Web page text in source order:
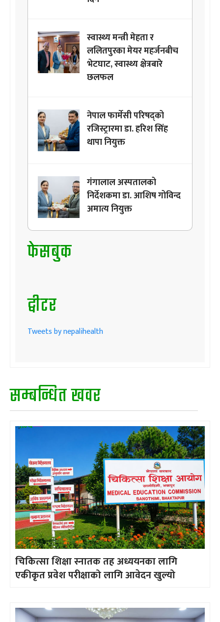
स्वास्थ्य मन्त्री मेहता र
ललितपुरका मेयर महर्जनबीच
भेटघाट, स्वास्थ्य क्षेत्रबारे
छलफल
नेपाल फार्मेसी परिषद्को
रजिस्ट्रारमा डा. हरिश सिंह
थापा नियुक्त
गंगालाल अस्पतालको
निर्देशकमा डा. आशिष गोविन्द
अमात्य नियुक्त
फेसबुक
ट्वीटर
Tweets by nepalihealth
सम्बन्धित खवर
चिकित्सा शिक्षा स्नातक तह अध्ययनका लागि
एकीकृत प्रवेश परीक्षाको लागि आवेदन खुल्यो